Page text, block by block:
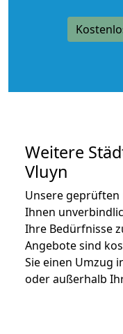
Weitere
Vluyn
Unsere
Ihnen
Ihre Bedürfnisse
Angebote sind
Sie einen Umzug
oder außerhalb